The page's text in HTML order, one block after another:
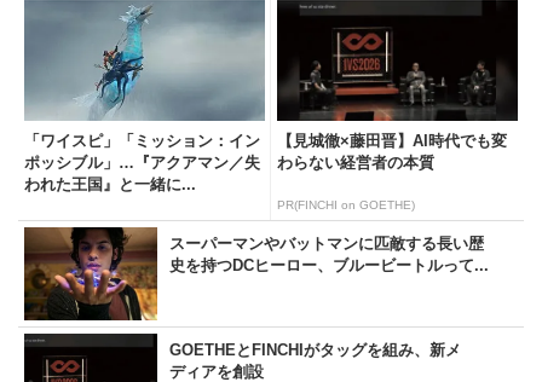
「ワイスピ」「ミッション：イン
ポッシブル」…『アクアマン／失
われた王国』と一緒に...
【見城徹×藤田晋】AI時代でも変
わらない経営者の本質
PR(FINCHI on GOETHE)
スーパーマンやバットマンに匹敵する長い歴
史を持つDCヒーロー、ブルービートルって...
GOETHEとFINCHIがタッグを組み、新メ
ディアを創設